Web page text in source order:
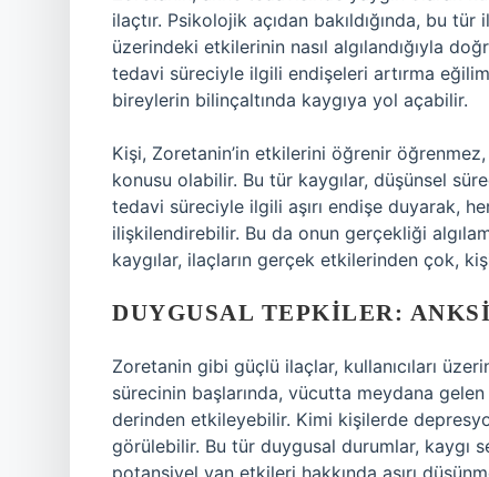
ilaçtır. Psikolojik açıdan bakıldığında, bu tür
üzerindeki etkilerinin nasıl algılandığıyla
tedavi süreciyle ilgili endişeleri artırma
bireylerin bilinçaltında kaygıya yol açabilir.
Kişi, Zoretanin’in etkilerini öğrenir
konusu olabilir. Bu tür kaygılar, düşünsel
tedavi süreciyle ilgili aşırı endişe duyarak,
ilişkilendirebilir. Bu da onun gerçekliği
kaygılar, ilaçların gerçek etkilerinden çok,
DUYGUSAL TEPKILER:
Zoretanin gibi güçlü ilaçlar, kullanıcıları
sürecinin başlarında, vücutta meydana
derinden etkileyebilir. Kimi kişilerde
görülebilir. Bu tür duygusal durumlar, kaygı
potansiyel yan etkileri hakkında aşırı